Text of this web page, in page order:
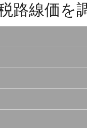
路線価を